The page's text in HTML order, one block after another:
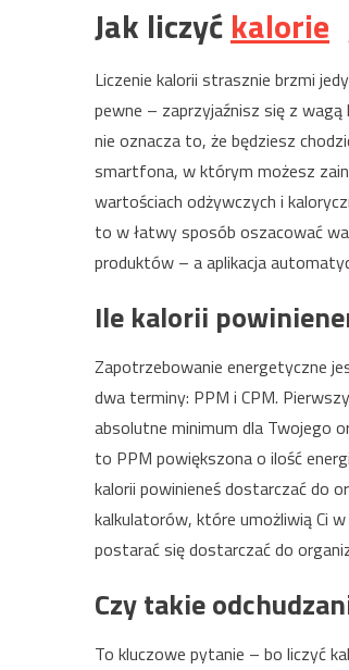
Jak liczyćkalorie
Liczenie kalorii strasznie brzmi
pewne – zaprzyjaźnisz się z wagą
nie oznacza to, że będziesz
smartfona, w którym możesz
wartościach odżywczych i
to w łatwy sposób oszacować
produktów – a aplikacja
Ile kalorii
Zapotrzebowanie energetyczne
dwa terminy: PPM i CPM.
absolutne minimum dla Twojego
to PPM powiększona o ilość
kalorii powinieneś dostarczać do
kalkulatorów, które umożliwią Ci
postarać się dostarczać do
Czy takie
To kluczowe pytanie – bo liczyć